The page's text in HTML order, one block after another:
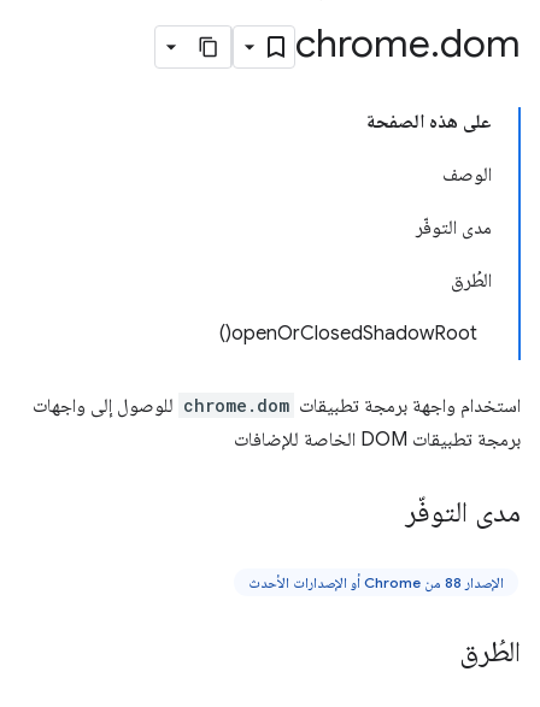
chrome.dom
على هذه الصفحة
الوصف
مدى التوفّر
الطُرق
openOrClosedShadowRoot()
استخدام واجهة برمجة تطبيقات chrome.dom للوصول إلى واجهات
برمجة تطبيقات DOM الخاصة للإضافات
مدى التوفّر
الإصدار 88 من Chrome أو الإصدارات الأحدث
الطُرق